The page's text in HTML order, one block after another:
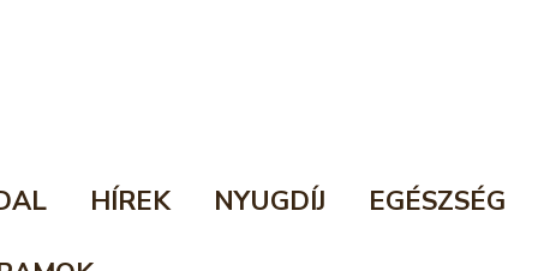
HÍREK NYUGDÍJ EGÉSZSÉG